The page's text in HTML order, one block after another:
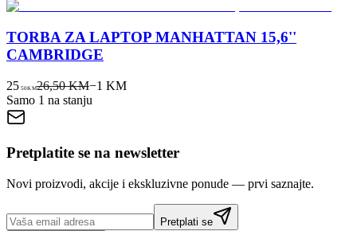
TORBA ZA LAPTOP MANHATTAN 15,6''
CAMBRIDGE
25 50KM26,50 KM−1 KM
Samo 1 na stanju
Pretplatite se na newsletter
Novi proizvodi, akcije i ekskluzivne ponude — prvi saznajte.
Pretplati se